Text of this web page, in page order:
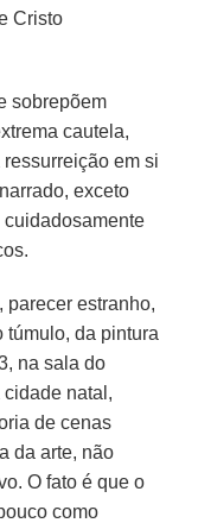
Cristo
sobrepõem
cautela,
em si
exceto
cuidadosamente
parecer estranho,
túmulo, da pintura
na sala do
natal,
de cenas
da arte, não
O fato é que o
como